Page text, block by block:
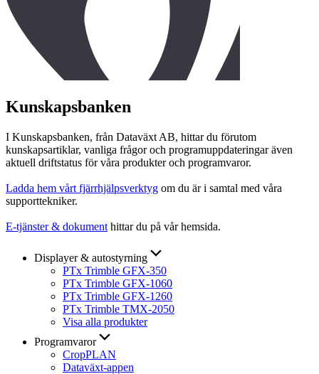
Kunskapsbanken
I Kunskapsbanken, från Dataväxt AB, hittar du förutom
kunskapsartiklar, vanliga frågor och programuppdateringar även
aktuell driftstatus för våra produkter och programvaror.
Ladda hem vårt fjärrhjälpsverktyg om du är i samtal med våra
supporttekniker.
E-tjänster & dokument hittar du på vår hemsida.
Displayer & autostyrning
PTx Trimble GFX-350
PTx Trimble GFX-1060
PTx Trimble GFX-1260
PTx Trimble TMX-2050
Visa alla produkter
Programvaror
CropPLAN
Dataväxt-appen